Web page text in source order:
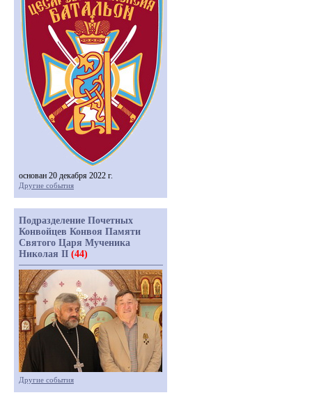
основан 20 декабря 2022 г.
Другие события
Подразделение Почетных
Конвойцев Конвоя Памяти
Святого Царя Мученика
Николая II (44)
Другие события